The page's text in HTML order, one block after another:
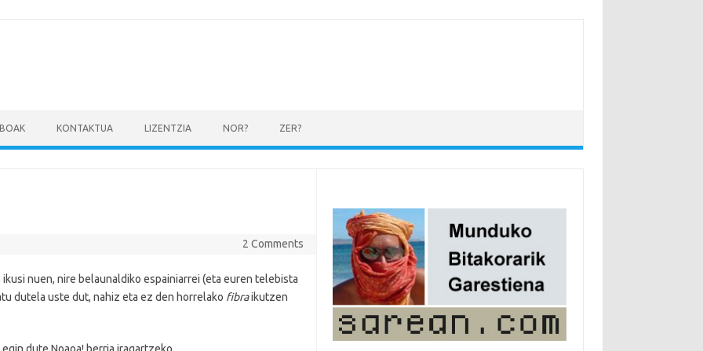
KONTAKTUA LIZENTZIA NOR? ZER?
2 Comments
nuen, nire belaunaldiko espainiarrei (eta euren telebista
dutela uste dut, nahiz eta ez den horrelako fibraikutzen